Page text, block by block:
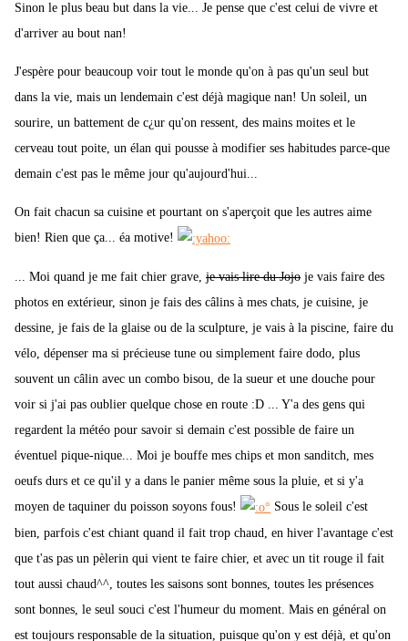
Sinon le plus beau but dans la vie... Je pense que c'est celui de vivre et
d'arriver au bout nan!
J'espère pour beaucoup voir tout le monde qu'on à pas qu'un seul but
dans la vie, mais un lendemain c'est déjà magique nan! Un soleil, un
sourire, un battement de c¿ur qu'on ressent, des mains moites et le
cerveau tout poite, un élan qui pousse à modifier ses habitudes parce-que
demain c'est pas le même jour qu'aujourd'hui...
On fait chacun sa cuisine et pourtant on s'aperçoit que les autres aime
bien! Rien que ça... éa motive!
... Moi quand je me fait chier grave, je vais lire du Jojo je vais faire des
photos en extérieur, sinon je fais des câlins à mes chats, je cuisine, je
dessine, je fais de la glaise ou de la sculpture, je vais à la piscine, faire du
vélo, dépenser ma si précieuse tune ou simplement faire dodo, plus
souvent un câlin avec un combo bisou, de la sueur et une douche pour
voir si j'ai pas oublier quelque chose en route :D ... Y'a des gens qui
regardent la météo pour savoir si demain c'est possible de faire un
éventuel pique-nique... Moi je bouffe mes chips et mon sanditch, mes
oeufs durs et ce qu'il y a dans le panier même sous la pluie, et si y'a
moyen de taquiner du poisson soyons fous!
Sous le soleil c'est
bien, parfois c'est chiant quand il fait trop chaud, en hiver l'avantage c'est
que t'as pas un pèlerin qui vient te faire chier, et avec un tit rouge il fait
tout aussi chaud^^, toutes les saisons sont bonnes, toutes les présences
sont bonnes, le seul souci c'est l'humeur du moment. Mais en général on
est toujours responsable de la situation, puisque qu'on y est déjà, et qu'on